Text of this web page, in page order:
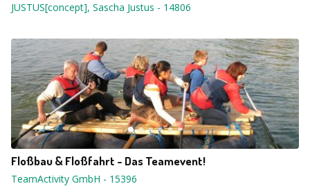
JUSTUS[concept], Sascha Justus - 14806
Floßbau & Floßfahrt - Das Teamevent!
TeamActivity GmbH - 15396